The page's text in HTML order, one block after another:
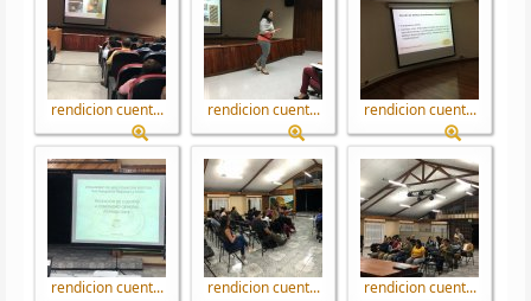
rendicion cuent... rendicion cuent... rendicion cuent...
rendicion cuent... rendicion cuent... rendicion cuent...